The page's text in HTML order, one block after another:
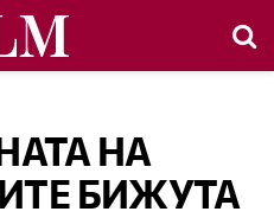
НА
БИЖУТА